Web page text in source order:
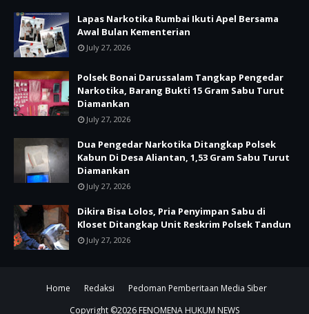
Lapas Narkotika Rumbai Ikuti Apel Bersama
Awal Bulan Kementerian
July 27, 2026
Polsek Bonai Darussalam Tangkap Pengedar
Narkotika, Barang Bukti 15 Gram Sabu Turut
Diamankan
July 27, 2026
Dua Pengedar Narkotika Ditangkap Polsek
Kabun Di Desa Aliantan, 1,53 Gram Sabu Turut
Diamankan
July 27, 2026
Dikira Bisa Lolos, Pria Penyimpan Sabu di
Kloset Ditangkap Unit Reskrim Polsek Tandun
July 27, 2026
Home Redaksi
Pedoman Pemberitaan Media Siber
Copyright ©2026 FENOMENA HUKUM NEWS